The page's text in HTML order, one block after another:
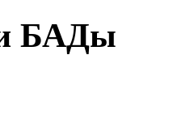
БАДы